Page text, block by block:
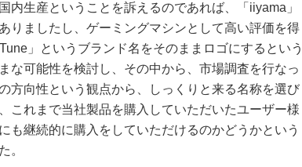
生産ということを訴えるのであれば、「iiyama」
りましたし、ゲーミングマシンとして高い評価を得
」というブランド名をそのままロゴにするという
な可能性を検討し、その中から、市場調査を行なっ
方向性という観点から、しっくりと来る名称を選び
これまで当社製品を購入していただいたユーザー様
も継続的に購入をしていただけるのかどうかという
。